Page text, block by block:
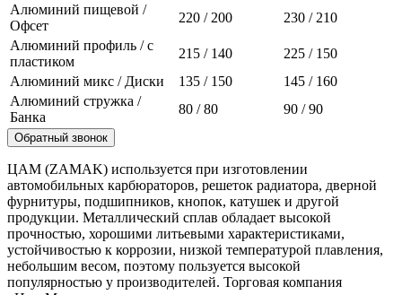
Алюминий пищевой /
Офсет
220 / 200
230 / 210
Алюминий профиль / с
пластиком
215 / 140
225 / 150
Алюминий микс / Диски
135 / 150
145 / 160
Алюминий стружка /
Банка
80 / 80 90 / 90
Обратный звонок
ЦАМ (ZAMAK) используется при изготовлении
автомобильных карбюраторов, решеток радиатора, дверной
фурнитуры, подшипников, кнопок, катушек и другой
продукции. Металлический сплав обладает высокой
прочностью, хорошими литьевыми характеристиками,
устойчивостью к коррозии, низкой температурой плавления,
небольшим весом, поэтому пользуется высокой
популярностью у производителей. Торговая компания